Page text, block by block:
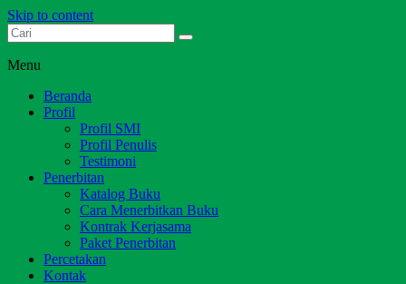
Skip to content
Dari Jambi untuk Indonesia
Menu
Beranda
Profil
Profil SMI
Profil Penulis
Testimoni
Penerbitan
Katalog Buku
Cara Menerbitkan Buku
Kontrak Kerjasama
Paket Penerbitan
Percetakan
Kontak